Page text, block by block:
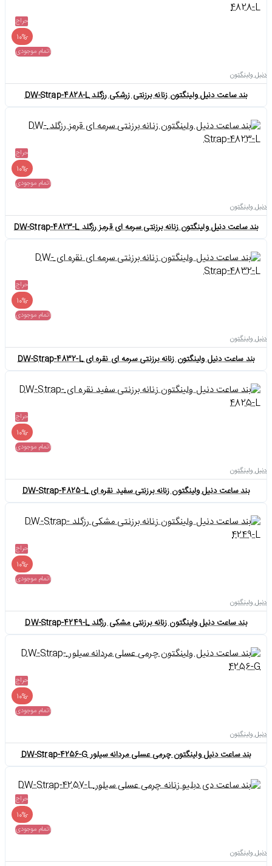
حراج
-10%
اتمام موجودی
دنیل ولینگتون
بند ساعت دنیل ولینگتون زنانه برزنتی زرشکی رزگلد DW-Strap-4828-L
حراج
-10%
اتمام موجودی
دنیل ولینگتون
بند ساعت دنیل ولینگتون زنانه برزنتی سرمه ای قرمز رزگلد DW-Strap-4823-L
حراج
-10%
اتمام موجودی
دنیل ولینگتون
بند ساعت دنیل ولینگتون زنانه برزنتی سرمه ای نقره ای DW-Strap-4832-L
حراج
-10%
اتمام موجودی
دنیل ولینگتون
بند ساعت دنیل ولینگتون زنانه برزنتی سفید نقره ای DW-Strap-4825-L
حراج
-10%
اتمام موجودی
دنیل ولینگتون
بند ساعت دنیل ولینگتون زنانه برزنتی مشکی رزگلد DW-Strap-4249-L
حراج
-10%
اتمام موجودی
دنیل ولینگتون
بند ساعت دنیل ولینگتون چرمی عسلی مردانه سیلور DW-Strap-4256-G
حراج
-10%
اتمام موجودی
دنیل ولینگتون